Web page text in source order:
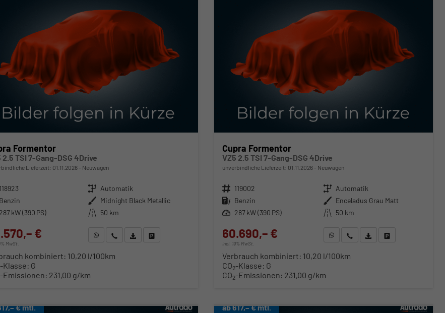
Formentor
2.5 TSI 7-Gang-DSG 4Drive
Lieferzeit: 01.11.2026 Neuwagen
118923 Getriebe Automatik
Benzin Außenfarbe Midnight Black Metallic
287 kW (390 PS) Kilometerstand 50 km
€
MwSt.
WhatsApp anfragen
Wir rufen Sie anFahrzeugexposé (PDF)
kombiniert: 10,20 l/100km
-Klasse: G
-Emissionen: 231,00 g/km
Cupra Formentor
VZ5 2.5 TSI 7-Gang-DSG 4Drive
unverbindliche Lieferzeit: 01.11.2026 Neuwagen
Fahrzeugnr. 119002 Getriebe Automatik
Kraftstoff Benzin Außenfarbe Enceladus Grau Matt
Leistung 287 kW (390 PS) Kilometerstand 50 km
60.690,– €
incl. 19% MwSt.
WhatsApp anfragen
Wir rufen Sie anFahrzeugexposé (PDF)
Fahrzeug parken
Verbrauch kombiniert: 10,20 l/100km
CO2-Klasse: G
CO2-Emissionen: 231,00 g/km
€ mtl. ab 617,– € mtl.